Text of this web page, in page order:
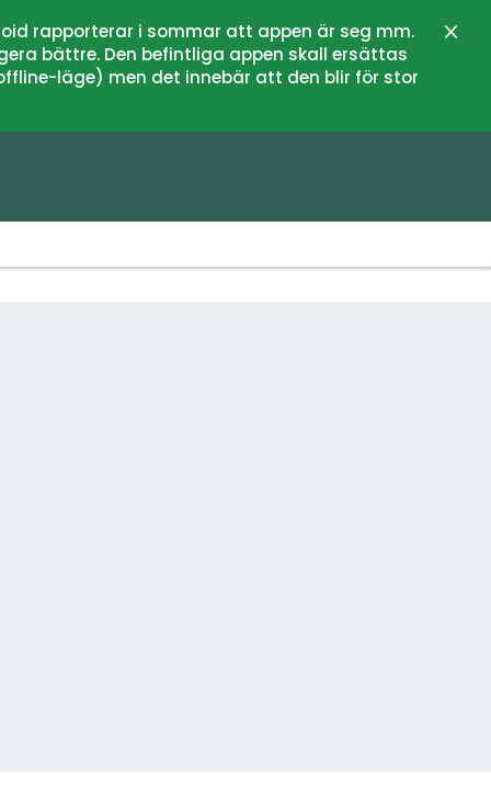
rapporterar i sommar att appen är seg mm.
bättre. Den befintliga appen skall ersättas
läge) men det innebär att den blir för stor